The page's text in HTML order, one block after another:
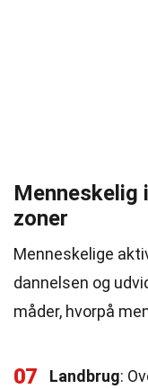
Menneskelig
zoner
Menneskelige
dannelsen og
måder, hvorpå
07 Landbrug: